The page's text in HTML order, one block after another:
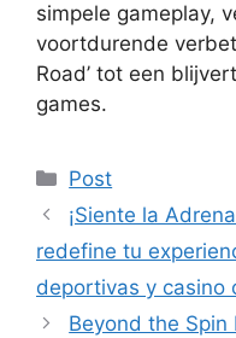
simpele gameplay,
voortdurende
Road’ tot een
games.
Post
¡Siente la
redefine tu
deportivas y casino
Beyond the Spin